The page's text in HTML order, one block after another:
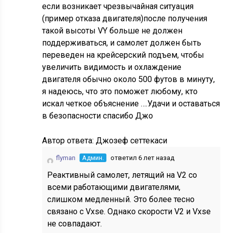
если возникает чрезвычайная ситуация
(пример отказа двигателя)после получения
такой высоты VY больше не должен
поддерживаться, и самолет должен быть
переведен на крейсерский подъем, чтобы
увеличить видимость и охлаждение
двигателя обычно около 500 футов в минуту,
я надеюсь, что это поможет любому, кто
искал четкое объяснение ….Удачи и оставаться
в безопасности спасибо Джо
Автор ответа:Джозеф сеттекаси
flyman Админ. ответил 6 лет назад
Реактивный самолет, летящий на V2 со
всеми работающими двигателями,
слишком медленный. Это более тесно
связано с Vxse. Однако скорости V2 и Vxse
не совпадают.